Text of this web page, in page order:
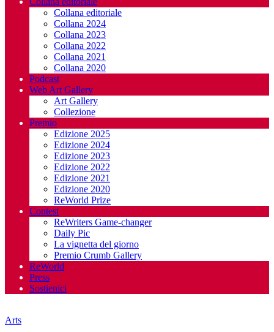
Collana editoriale
Collana 2024
Collana 2023
Collana 2022
Collana 2021
Collana 2020
Podcast
Web Art Gallery
Art Gallery
Collezione
Premio
Edizione 2025
Edizione 2024
Edizione 2023
Edizione 2022
Edizione 2021
Edizione 2020
ReWorld Prize
Contest
ReWriters Game-changer
Daily Pic
La vignetta del giorno
Premio Crumb Gallery
ReWorld
Press
Sostienici
Arts